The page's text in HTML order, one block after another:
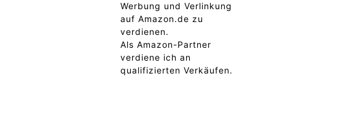
Werbung und Verlinkung
auf Amazon.de zu
verdienen.
Als Amazon-Partner
verdiene ich an
qualifizierten Verkäufen.